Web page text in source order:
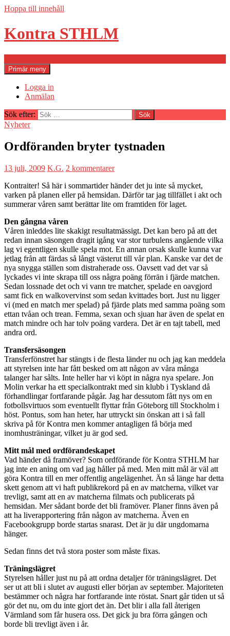
Hoppa till innehåll
Kontra STHLM
Primär meny
Logga in
Anmälan
Sök efter:
Nyheter
Ordföranden bryter tystnaden
13 juli, 2009 K.G. 2 kommentarer
Kontraiter! Så här i sommartider händer det ju inte så mycket,
varken på planen eller på hemsidan. Därför tar jag tillfället i akt och
summerar våren samt berättar lite om framtiden för laget.
Den gångna våren
Våren inleddes lite skakigt resultatmässigt. Det kan bero på att det
redan innan säsongen dragit igång var stor turbulens angående vilka
lag vi egentligen skulle spela mot. En annan orsak skulle kunna var
jetlag från att färdas så långt västerut till vår plan. Kanske var det de
nya snygga ställen som distraherade oss. Oavsett vad det var så
lyckades vi inte skrapa till oss några poäng förrän i fjärde matchen.
Sedan lossnade det och vi vann tre matcher, spelade en oavgjord
samt fick en walkovervinst som sedan kvittades bort. Just nu ligger
vi (med en match mer spelad) på fjärde plats med samma poäng som
ettan tvåan och trean. Femma, sexan och sjuan har även de spelat en
match mindre och har tolv poäng vardera. Det är en tajt tabell, med
andra ord.
Transfersäsongen
Transferfönstret har stängts i de flesta länder nu och jag kan meddela
att styrelsen inte har fått besked om att någon av våra många
talanger har sålts. Inte heller har vi köpt in några nya spelare. Jon
Molin verkar ha ett specialkontrakt med sin klubb i Tyskland då
förhandlingar fortfarande pågår. Jag har dessutom fått nys om en
fotbollsvirtuos som eventuellt flyttar från Göteborg till Stockholm i
höst. Pontus, som han heter, har uttryckt sin önskan att i så fall
skriva på för Kontra men kommer antagligen få börja med
inomhusträningar, vilket ju är god sed.
Mitt mål med ordförandeskapet
Vad händer då framöver? Som ordförande för Kontra STHLM har
jag inte en aning om vad jag håller på med. Men mitt mål är väl att
göra Kontra till en mer offentlig angelägenhet. Än så länge har detta
skett genom att vi haft publikrekord på en av matcherna, vilket var
trevligt, samt att en av matcherna filmats och publicerats på
hemsidan. Mer sådant borde det bli framöver. Planer finns även på
att ha liverapportering från någon av matcherna. Även en
Facebookgrupp borde startas snarast. Det är ju där ungdomarna
hänger.
Sedan finns det två stora poster som måste fixas.
Träningslägret
Styrelsen håller just nu på att ordna detaljer för träningslägret. Det
ser ut att bli i slutet av augusti eller början av september. Majoriteten
bestämmer och några har fortfarande inte röstat. Snart går tiden ut så
gör det nu, om du inte gjort det än. Det blir i alla fall återigen
Värmland som får husera oss. Det gick ju bra förra gången och
borde bli trevligt även i år.